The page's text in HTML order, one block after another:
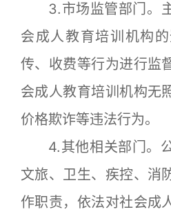
3.市场监管部门。主
会成人教育培训机构
传、收费等行为进行监
会成人教育培训机构无
价格欺诈等违法行为。
4.其他相关部门。公
文旅、卫生、疾控、消
作职责，依法对社会成